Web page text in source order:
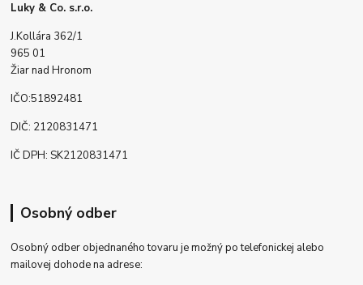
Luky & Co. s.r.o.
J.Kollára 362/1
965 01
Žiar nad Hronom
IČO:51892481
DIČ: 2120831471
IČ DPH: SK2120831471
Osobný odber
Osobný odber objednaného tovaru je možný po telefonickej alebo
mailovej dohode na adrese: